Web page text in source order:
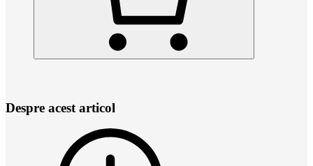
Despre acest articol